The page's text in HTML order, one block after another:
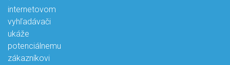
internetovom
vyhľadávači
ukáže
potenciálnemu
zákazníkovi